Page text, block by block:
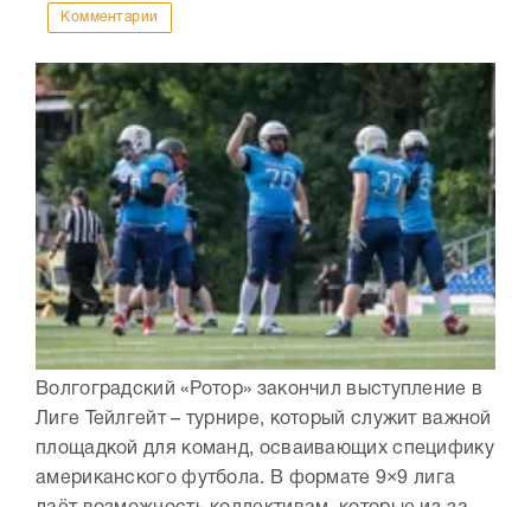
Комментарии
Волгоградский «Ротор» закончил выступление в
Лиге Тейлгейт – турнире, который служит важной
площадкой для команд, осваивающих специфику
американского футбола. В формате 9×9 лига